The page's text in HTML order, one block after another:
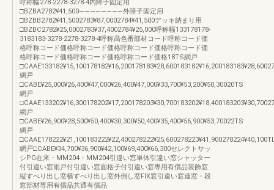
呼称幅278-2278-3278-4内障子固定用
□BZBA2782¥41,500――――――――外障子固定用
□BZBB2782¥41,5002783¥87,0002784¥41,500デッキ納まり用
□BZBC2782¥25,0002783¥37,4002784¥25,000呼称幅133178178-
3183183-3278-2278-3278-4呼称高色番部材コード呼称コード価
格呼称コード価格呼称コード価格呼称コード価格呼称コード価
格呼称コード価格呼称コード価格呼称コード価格18TS網戸
網戸
□CABE¥25,000¥26,400¥47,000¥26,400¥47,000¥33,700¥53,200¥50,30020TS
網戸
網戸
□CABE¥26,900¥28,500¥50,400¥30,300¥50,400¥35,400¥56,900¥53,70022TS
網戸
網戸□CABE¥34,700¥36,900¥42,100¥69,400¥66,300セレクトサッ
シPG在来・MM204・MM204引違い窓単体引違い窓シャッター
付引違い窓雨戸付引違い窓面格子付引違い窓専用有償品装飾窓
縦すべり出し窓横すべり出し窓外倒し窓FIX窓引違い窓連窓・段
窓部材専用有償品共通有償品